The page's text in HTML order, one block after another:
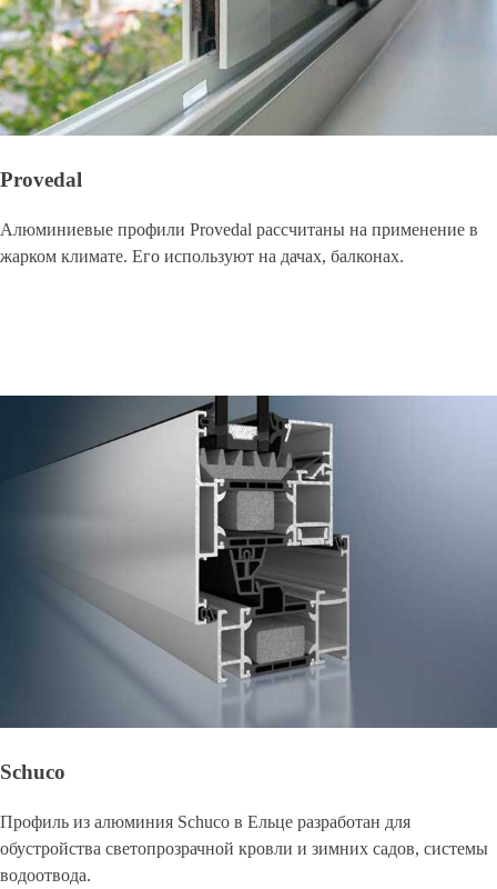
Provedal
Алюминиевые профили Provedal рассчитаны на применение в
жарком климате. Его используют на дачах, балконах.
Schuco
Профиль из алюминия Schuco в Ельце разработан для
обустройства светопрозрачной кровли и зимних садов, системы
водоотвода.